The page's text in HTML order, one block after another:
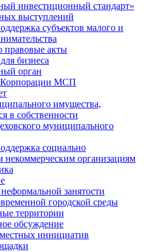
инвестиционный стандарт»
выступлений
субъектов малого и
правовые акты
бизнеса
орган
МСП
имущества,
в собственности
муниципального
социально
некоммерческим организациям
занятости
городской среды
территории
обсуждение
иннициатив